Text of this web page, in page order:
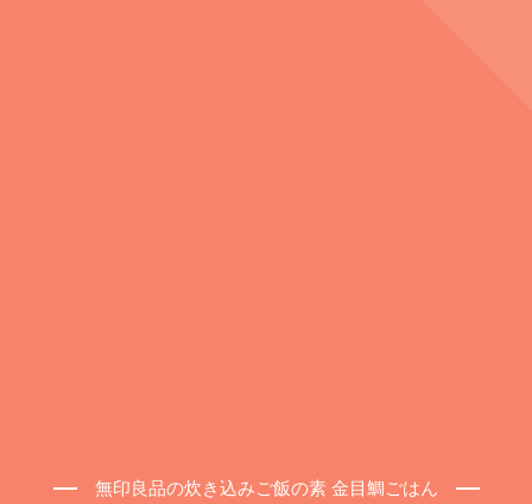
無印良品の炊き込みご飯の素 金目鯛ごはん